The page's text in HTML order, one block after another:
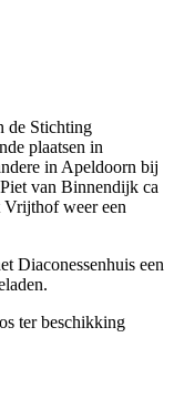
de Stichting
plaatsen in
in Apeldoorn bij
van Binnendijk ca
Vrijthof weer een
Diaconessenhuis een
ter beschikking